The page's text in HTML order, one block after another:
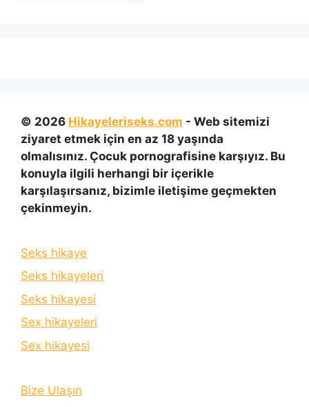
© 2026 Hikayeleriseks.com - Web sitemizi
ziyaret etmek için en az 18 yaşında
olmalısınız. Çocuk pornografisine karşıyız. Bu
konuyla ilgili herhangi bir içerikle
karşılaşırsanız, bizimle iletişime geçmekten
çekinmeyin.
Seks hikaye
Seks hikayeleri
Seks hikayesi
Sex hikayeleri
Sex hikayesi
Bize Ulaşın